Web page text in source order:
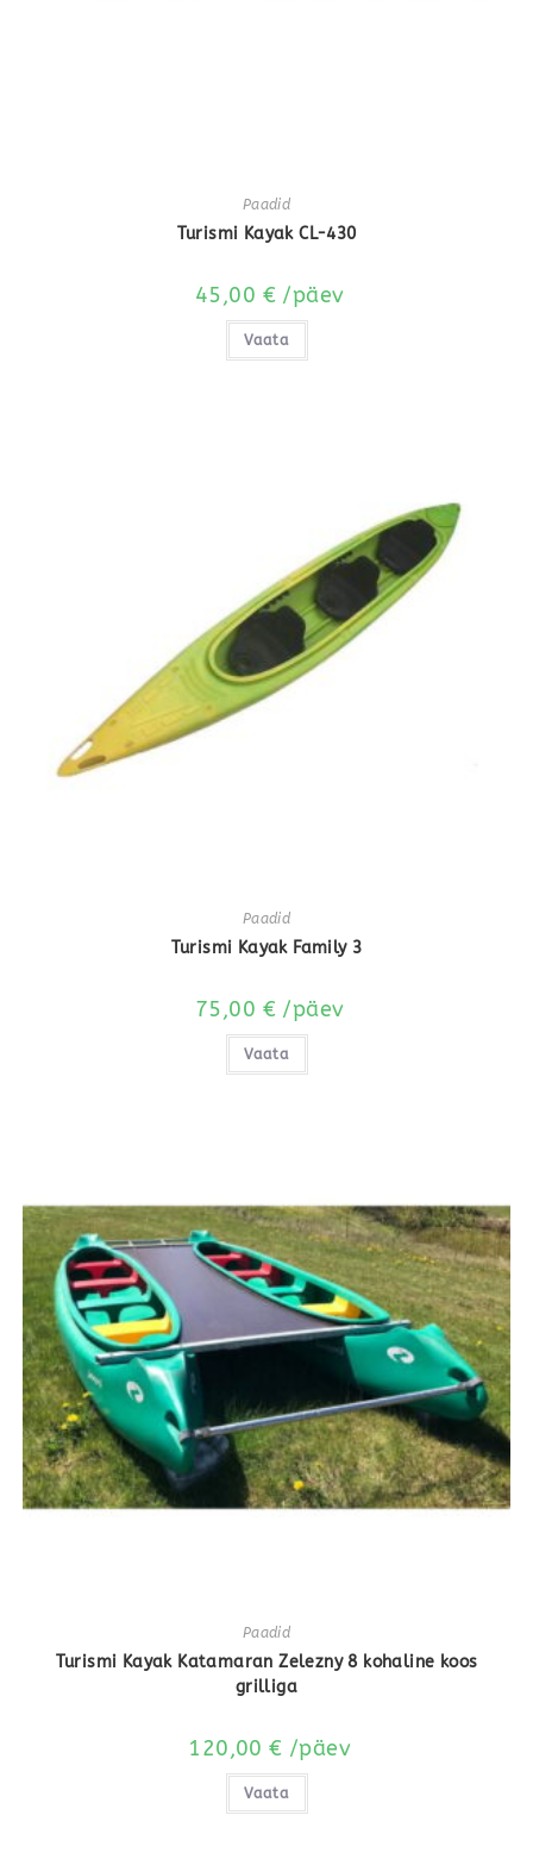
Paadid
Turismi Kayak CL-430
45,00 € /päev
Vaata
Paadid
Turismi Kayak Family 3
75,00 € /päev
Vaata
Paadid
Turismi Kayak Katamaran Zelezny 8 kohaline koos
grilliga
120,00€ /päev
Vaata